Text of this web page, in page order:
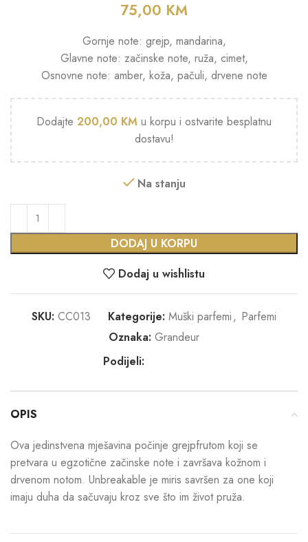
75,00 KM
Gornje note: grejp, mandarina,
Glavne note: začinske note, ruža, cimet,
Osnovne note: amber, koža, pačuli, drvene note
Dodajte 200,00 KM u korpu i ostvarite besplatnu
dostavu!
Na stanju
DODAJ U KORPU
Dodaj u wishlistu
SKU: CC013 Kategorije: Muški parfemi, Parfemi
Oznaka: Grandeur
Podijeli:
OPIS
Ova jedinstvena mješavina počinje grejpfrutom koji se
pretvara u egzotične začinske note i završava kožnom i
drvenom notom. Unbreakable je miris savršen za one koji
imaju duha da sačuvaju kroz sve što im život pruža.